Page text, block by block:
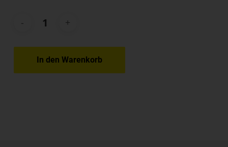
In den Warenkorb